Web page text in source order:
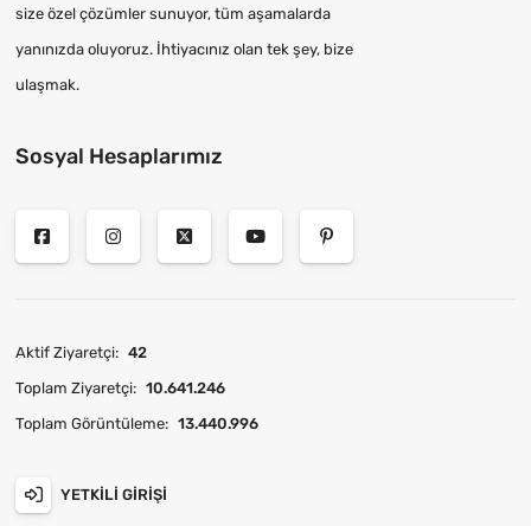
size özel çözümler sunuyor, tüm aşamalarda
yanınızda oluyoruz. İhtiyacınız olan tek şey, bize
ulaşmak.
Sosyal Hesaplarımız
Aktif Ziyaretçi: 42
Toplam Ziyaretçi: 10.641.246
Toplam Görüntüleme: 13.440.996
YETKILI GIRIŞI